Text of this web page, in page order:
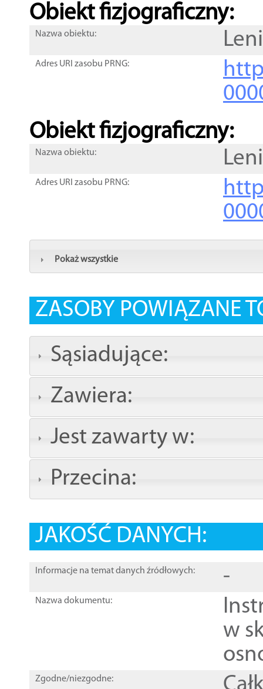
Obiekt fizjograficzny:
Nazwa obiektu:
Adres URI zasobu PRNG:
Obiekt fizjograficzny:
Nazwa obiektu:
Adres URI zasobu PRNG:
Pokaż wszystkie
ZASOBY POWIĄZANE
Sąsiadujące:
Zawiera:
Jest zawarty w:
Przecina:
JAKOŚĆ DANYCH:
Informacje na temat danych źródłowych: -
Nazwa dokumentu:
w
Zgodne/niezgodne: